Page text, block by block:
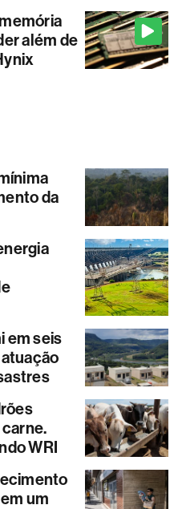
além de
da
em seis
atuação
WRI
um